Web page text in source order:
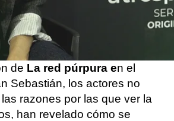
segunda parte en
de la segunda entrega
de La red púrpura en el
Sebastián, los actores no
razones por las que ver la
han revelado cómo se